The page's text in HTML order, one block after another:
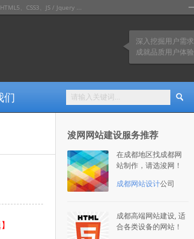
、CSS3、JS / Jquery ...
们
深入挖掘用户需求
成就品质用户体验
浚网网站建设服务推荐
在成都地区找成都网
站制作，请选浚网！
成都网站设计公司
成都高端网站建设, 适
合各类设备的网站！